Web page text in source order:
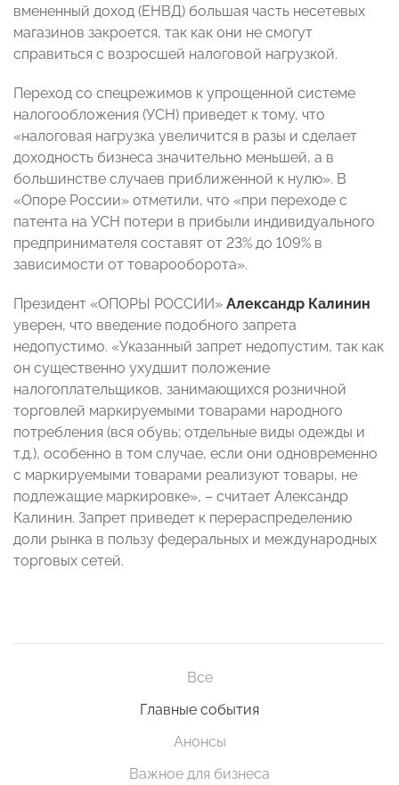
вмененный доход (ЕНВД) большая часть несетевых
магазинов закроется, так как они не смогут
справиться с возросшей налоговой нагрузкой.
Переход со спецрежимов к упрощенной системе
налогообложения (УСН) приведет к тому, что
«налоговая нагрузка увеличится в разы и сделает
доходность бизнеса значительно меньшей, а в
большинстве случаев приближенной к нулю». В
«Опоре России» отметили, что «при переходе с
патента на УСН потери в прибыли индивидуального
предпринимателя составят от 23% до 109% в
зависимости от товарооборота».
Президент «ОПОРЫ РОССИИ» Александр Калинин
уверен, что введение подобного запрета
недопустимо. «Указанный запрет недопустим, так как
он существенно ухудшит положение
налогоплательщиков, занимающихся розничной
торговлей маркируемыми товарами народного
потребления (вся обувь; отдельные виды одежды и
т.д.), особенно в том случае, если они одновременно
с маркируемыми товарами реализуют товары, не
подлежащие маркировке», – считает Александр
Калинин. Запрет приведет к перераспределению
доли рынка в пользу федеральных и международных
торговых сетей.
Все
Главные события
Анонсы
Важное для бизнеса